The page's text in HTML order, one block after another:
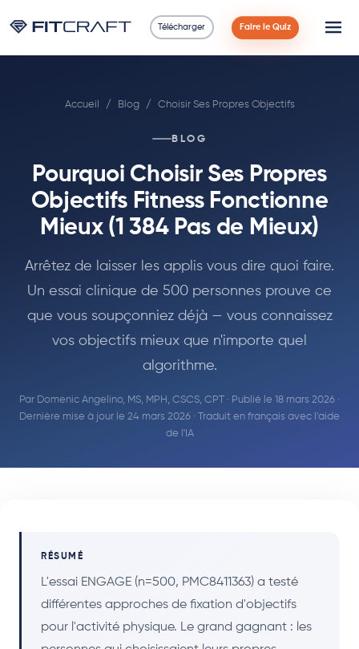
Télécharger Faire le Quiz
90 Jours
Exercices
Calculatrices
Accueil / Blog / Choisir Ses Propres Objectifs
BLOG
Pourquoi Choisir Ses Propres
Objectifs Fitness Fonctionne
Mieux (1 384 Pas de Mieux)
Arrêtez de laisser les applis vous dire quoi faire.
Un essai clinique de 500 personnes prouve ce
que vous soupçonniez déjà — vous connaissez
vos objectifs mieux que n'importe quel
algorithme.
Par Domenic Angelino, MS, MPH, CSCS, CPT · Publié le 18 mars 2026 ·
Dernière mise à jour le 24 mars 2026 · Traduit en français avec l'aide
de l'IA
RÉSUMÉ
L'essai ENGAGE (n=500, PMC8411363) a testé
différentes approches de fixation d'objectifs
pour l'activité physique. Le grand gagnant : les